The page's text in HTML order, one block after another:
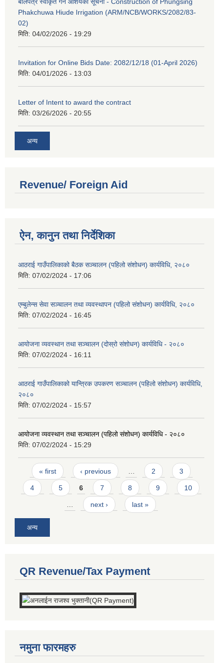
बोलपत्र स्वीकृत गर्ने आशयको सूचना - Construction of Phungsing
Phakchuwa Hiude Irrigation (ARM/NCB/WORKS/2082/83-
02)
मिति: 04/02/2026 - 19:29
Invitation for Online Bids Date: 2082/12/18 (01-April 2026)
मिति: 04/01/2026 - 13:03
Letter of Intent to award the contract
मिति: 03/26/2026 - 20:55
अन्य
Revenue/ Foreign Aid
ऐन, कानुन तथा निर्देशिका
आठराई गाउँपालिकाको बैठक सञ्चालन (पहिलो संशोधन) कार्यविधि, २०८०
मिति: 07/02/2024 - 17:06
एम्बुलेन्स सेवा सञ्चालन तथा व्यवस्थापन (पहिलो संशोधन) कार्यविधि, २०८०
मिति: 07/02/2024 - 16:45
आयोजना व्यवस्थान तथा सञ्चालन (दोस्रो संशोधन) कार्यविधि - २०८०
मिति: 07/02/2024 - 16:11
आठराई गाउँपालिकाको यान्त्रिक उपकरण सञ्चालन (पहिलो संशोधन) कार्यविधि,
२०८०
मिति: 07/02/2024 - 15:57
आयोजना व्यवस्थान तथा सञ्चालन (पहिलो संशोधन) कार्यविधि - २०८०
मिति: 07/02/2024 - 15:29
Pages
« first ‹ previous … 2 3
4 5 6 7 8 9 10
… next › last »
अन्य
QR Revenue/Tax Payment
नमुना फारमहरु